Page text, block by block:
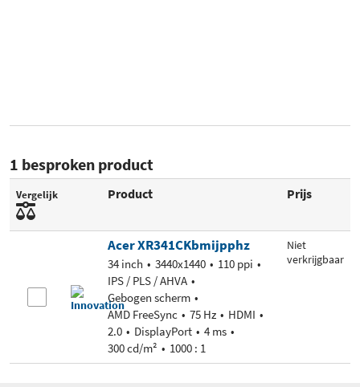
1 besproken product
Vergelijk Product Prijs
Acer XR341CKbmijpphz
34 inch 3440x1440
110 ppi
IPS / PLS / AHVA
Gebogen scherm
AMD FreeSync
75 Hz
HDMI
2.0
DisplayPort
4 ms
300 cd/m²
1000 : 1
Niet
verkrijgbaar